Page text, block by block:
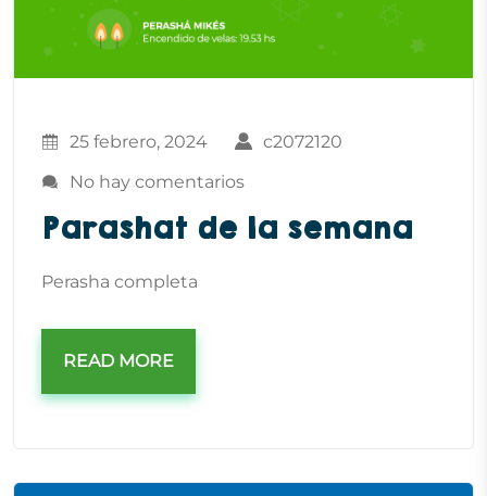
25 febrero, 2024
c2072120
No hay comentarios
Parashat de la semana
Perasha completa
READ MORE